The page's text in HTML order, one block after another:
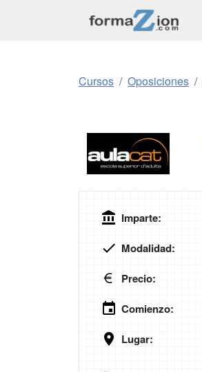
Cursos Oposiciones
Imparte:
Modalidad:
Precio:
Comienzo:
Lugar: